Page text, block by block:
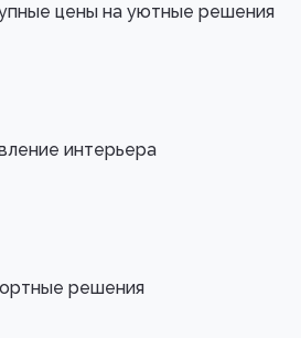
цены на уютные решения
интерьера
решения